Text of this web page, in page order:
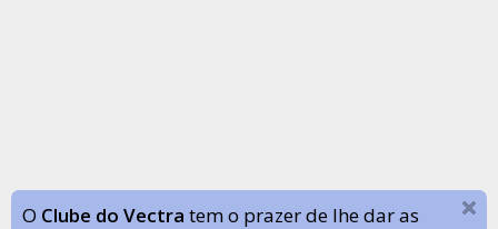
O Clube do Vectra tem o prazer de lhe dar as